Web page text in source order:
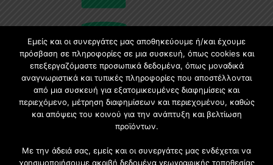
Εγγραφή στο Newsletter
Γίνετε μέλος της μεγαλύτερης διαδικτυακής κοινότητας, ειδικά
για αρχιτέκτονες, σχεδιαστές και λάτρεις της κατασκευής και
Εμείς και οι συνεργάτες μας αποθηκεύουμε ή/και έχουμε
πρόσβαση σε πληροφορίες σε μια συσκευή, όπως cookies και
επεξεργαζόμαστε προσωπικά δεδομένα, όπως μοναδικά
αναγνωριστικά και τυπικές πληροφορίες που αποστέλλονται
από μια συσκευή για εξατομικευμένες διαφημίσεις και
περιεχόμενο, μέτρηση διαφημίσεων και περιεχομένου, καθώς
και απόψεις του κοινού για την ανάπτυξη και βελτίωση
προϊόντων.
Με την άδειά σας, εμείς και οι συνεργάτες μας ενδέχεται να
χρησιμοποιήσουμε ακριβή δεδομένα γεωγραφικής τοποθεσίας